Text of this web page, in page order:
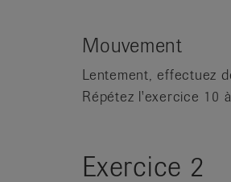
Mouvement
Lentement, effectuez
Répétez l'exercice 10
Exercice 2